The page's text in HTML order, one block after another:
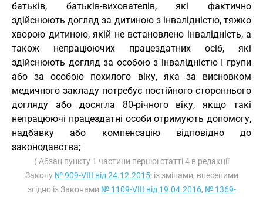
батьків, батьків-вихователів, які фактично
здійснюють догляд за дитиною з інвалідністю, тяжко
хворою дитиною, якій не встановлено інвалідність, а
також непрацюючих працездатних осіб, які
здійснюють догляд за особою з інвалідністю I групи
або за особою похилого віку, яка за висновком
медичного закладу потребує постійного стороннього
догляду або досягла 80-річного віку, якщо такі
непрацюючі працездатні особи отримують допомогу,
надбавку або компенсацію відповідно до
законодавства;
( Абзац пункту 1 частини першої статті 4 в редакції
Закону № 909-VIII від 24.12.2015; із змінами, внесеними
згідно із Законами № 1109-VIII від 19.04.2016, № 1369-